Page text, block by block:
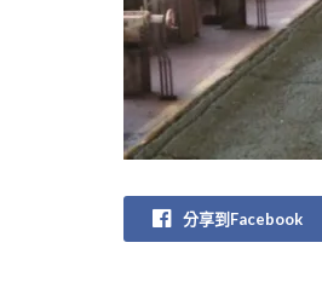
分享到Facebook